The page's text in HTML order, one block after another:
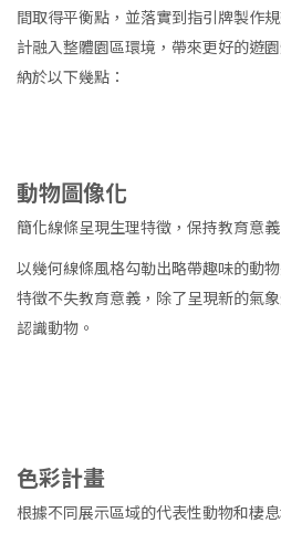
間取得平衡點，並落實到指引牌製作
計融入整體園區環境，帶來更好的遊
納於以下幾點：
動物圖像化
簡化線條呈現生理特徵，保持教育意義
以幾何線條風格勾勒出略帶趣味的動
特徵不失教育意義，除了呈現新的氣
認識動物。
色彩計畫
根據不同展示區域的代表性動物和棲